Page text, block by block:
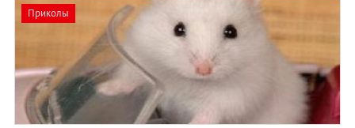
Приколы